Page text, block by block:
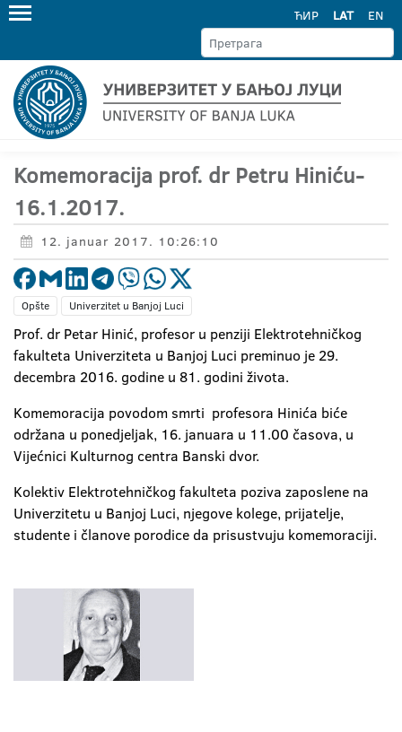
ЋИР LAT EN
Komemoracija prof. dr Petru Hiniću-
16.1.2017.
12. januar 2017. 10:26:10
Opšte Univerzitet u Banjoj Luci
Prof. dr Petar Hinić, profesor u penziji Elektrotehničkog
fakulteta Univerziteta u Banjoj Luci preminuo je 29.
decembra 2016. godine u 81. godini života.
Komemoracija povodom smrti profesora Hinića biće
održana u ponedjeljak, 16. januara u 11.00 časova, u
Vijećnici Kulturnog centra Banski dvor.
Kolektiv Elektrotehničkog fakulteta poziva zaposlene na
Univerzitetu u Banjoj Luci, njegove kolege, prijatelje,
studente i članove porodice da prisustvuju komemoraciji.